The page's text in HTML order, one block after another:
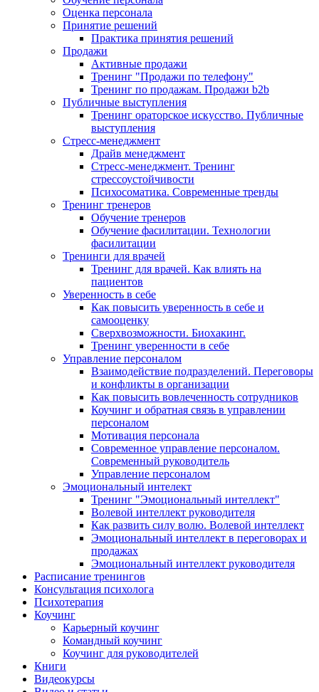
Оценка персонала
Принятие решений
Практика принятия решений
Продажи
Активные продажи
Тренинг "Продажи по телефону"
Тренинг по продажам. Продажи b2b
Публичные выступления
Тренинг ораторское искусство. Публичные
выступления
Стресс-менеджмент
Драйв менеджмент
Стресс-менеджмент. Тренинг
стрессоустойчивости
Психосоматика. Современные тренды
Тренинг тренеров
Обучение тренеров
Обучение фасилитации. Технологии
фасилитации
Тренинги для врачей
Тренинг для врачей. Как влиять на
пациентов
Уверенность в себе
Как повысить уверенность в себе и
самооценку
Сверхвозможности. Биохакинг.
Тренинг уверенности в себе
Управление персоналом
Взаимодействие подразделений. Переговоры
и конфликты в организации
Как повысить вовлеченность сотрудников
Коучинг и обратная связь в управлении
персоналом
Мотивация персонала
Современное управление персоналом.
Современный руководитель
Управление персоналом
Эмоциональный интелект
Тренинг "Эмоциональный интеллект"
Волевой интеллект руководителя
Как развить силу волю. Волевой интеллект
Эмоциональный интеллект в переговорах и
продажах
Эмоциональный интеллект руководителя
Расписание тренингов
Консультация психолога
Психотерапия
Коучинг
Карьерный коучинг
Командный коучинг
Коучинг для руководителей
Книги
Видеокурсы